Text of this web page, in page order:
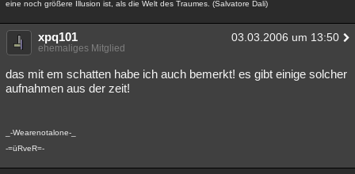
eine noch größere Illusion ist, als die Welt des Traumes. (Salvatore Dali)
xpq101 03.03.2006 um 13:50
ehemaliges Mitglied
das mit em schatten habe ich auch bemerkt! es gibt einige solcher
aufnahmen aus der zeit!
_-Wearenotalone-_
-=üRveR=-